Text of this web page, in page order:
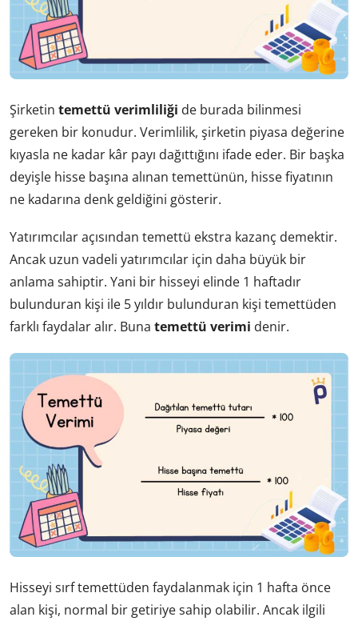
Şirketin temettü verimliliği de burada bilinmesi
gereken bir konudur. Verimlilik, şirketin piyasa değerine
kıyasla ne kadar kâr payı dağıttığını ifade eder. Bir başka
deyişle hisse başına alınan temettünün, hisse fiyatının
ne kadarına denk geldiğini gösterir.
Yatırımcılar açısından temettü ekstra kazanç demektir.
Ancak uzun vadeli yatırımcılar için daha büyük bir
anlama sahiptir. Yani bir hisseyi elinde 1 haftadır
bulunduran kişi ile 5 yıldır bulunduran kişi temettüden
farklı faydalar alır. Buna temettü verimi denir.
Hisseyi sırf temettüden faydalanmak için 1 hafta önce
alan kişi, normal bir getiriye sahip olabilir. Ancak ilgili